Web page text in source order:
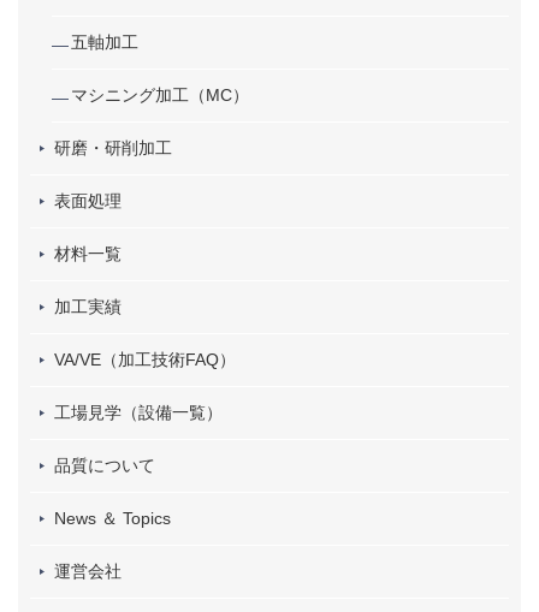
五軸加工
マシニング加工（MC）
研磨・研削加工
表面処理
材料一覧
加工実績
VA/VE（加工技術FAQ）
工場見学（設備一覧）
品質について
News ＆ Topics
運営会社